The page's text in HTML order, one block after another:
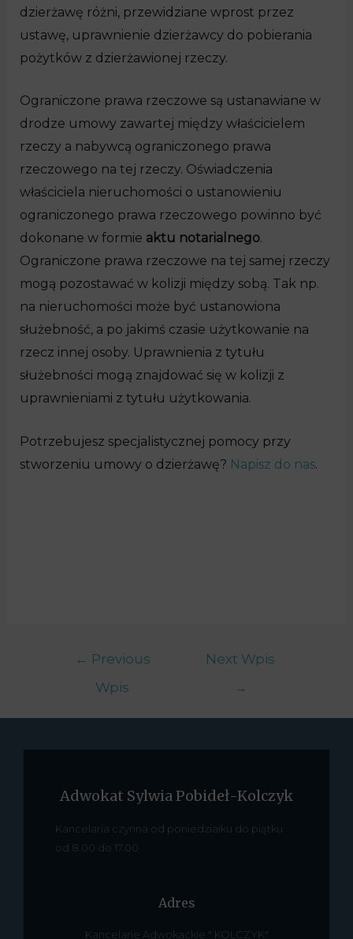
dzierżawę różni, przewidziane wprost przez
ustawę, uprawnienie dzierżawcy do pobierania
pożytków z dzierżawionej rzeczy.
Ograniczone prawa rzeczowe są ustanawiane w
drodze umowy zawartej między właścicielem
rzeczy a nabywcą ograniczonego prawa
rzeczowego na tej rzeczy. Oświadczenia
właściciela nieruchomości o ustanowieniu
ograniczonego prawa rzeczowego powinno być
dokonane w formie aktu notarialnego.
Ograniczone prawa rzeczowe na tej samej rzeczy
mogą pozostawać w kolizji między sobą. Tak np.
na nieruchomości może być ustanowiona
służebność, a po jakimś czasie użytkowanie na
rzecz innej osoby. Uprawnienia z tytułu
służebności mogą znajdować się w kolizji z
uprawnieniami z tytułu użytkowania.
Potrzebujesz specjalistycznej pomocy przy
stworzeniu umowy o dzierżawę? Napisz do nas.
← Previous
Wpis
Next Wpis
→
Adwokat Sylwia Pobideł-Kolczyk
Kancelaria czynna od poniedziałku do piątku
od 8.00 do 17.00
Adres
Kancelarie Adwokackie " KOLCZYK"